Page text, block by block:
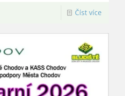
Číst více